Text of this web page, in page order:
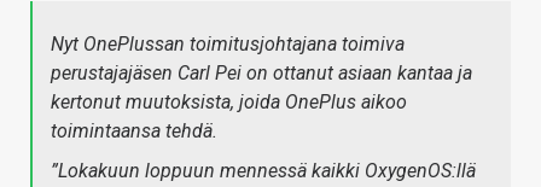
Nyt OnePlussan toimitusjohtajana toimiva
perustajajäsen Carl Pei on ottanut asiaan kantaa ja
kertonut muutoksista, joida OnePlus aikoo
toimintaansa tehdä.
”Lokakuun loppuun mennessä kaikki OxygenOS:llä